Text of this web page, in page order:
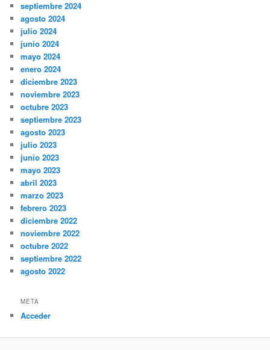
septiembre 2024
agosto 2024
julio 2024
junio 2024
mayo 2024
enero 2024
diciembre 2023
noviembre 2023
octubre 2023
septiembre 2023
agosto 2023
julio 2023
junio 2023
mayo 2023
abril 2023
marzo 2023
febrero 2023
diciembre 2022
noviembre 2022
octubre 2022
septiembre 2022
agosto 2022
META
Acceder